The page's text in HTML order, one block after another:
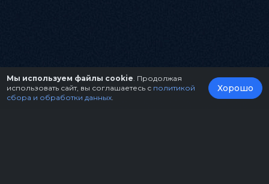
Мы используем файлы cookie . Продолжая
использовать сайт, вы соглашаетесь с политикой
сбора и обработки данных
Хорошо